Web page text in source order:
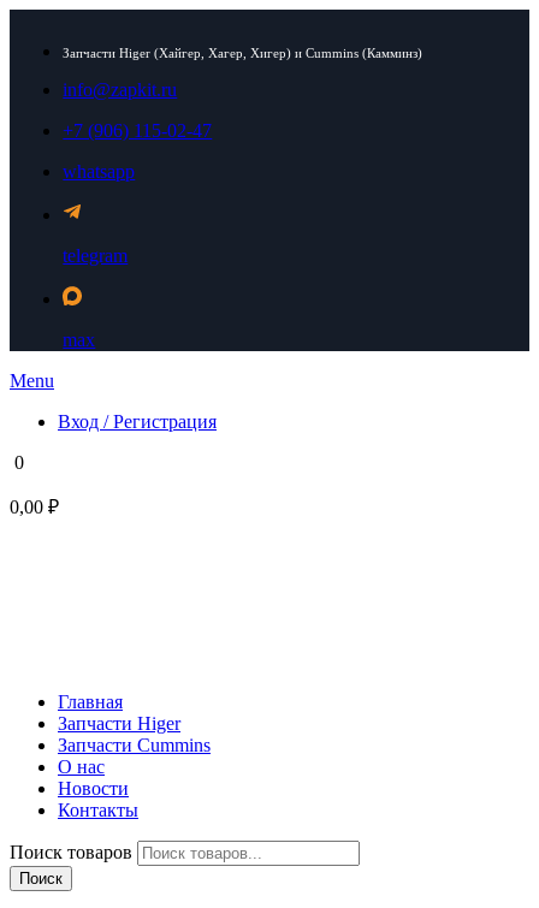
Запчасти Higer (Хайгер, Хагер, Хигер) и Cummins (Камминз)
info@zapkit.ru
+7 (906) 115-02-47
whatsapp
telegram
max
Menu
Вход / Регистрация
0
0,00 ₽
Главная
Запчасти Higer
Запчасти Cummins
О нас
Новости
Контакты
Поиск товаров
Поиск